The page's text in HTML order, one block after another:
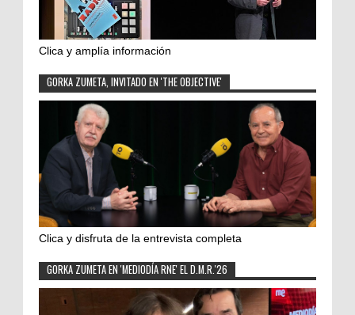
Clica y amplía información
GORKA ZUMETA, INVITADO EN 'THE OBJECTIVE'
Clica y disfruta de la entrevista completa
GORKA ZUMETA EN 'MEDIODÍA RNE' EL D.M.R.'26